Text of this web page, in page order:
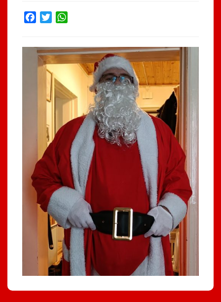
Facebook
Twitter